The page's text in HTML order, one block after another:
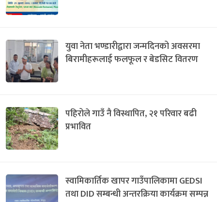
युवा नेता भण्डारीद्वारा जन्मदिनको अवसरमा
बिरामीहरूलाई फलफूल र बेडसिट वितरण
पहिरोले गाउँ नै विस्थापित, २१ परिवार बढी
प्रभावित
स्वामिकार्तिक खापर गाउँपालिकामा GEDSI
तथा DID सम्बन्धी अन्तरक्रिया कार्यक्रम सम्पन्न